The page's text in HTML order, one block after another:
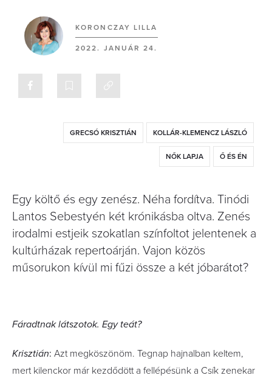
KORONCZAY LILLA
2022. JANUÁR 24.
GRECSÓ KRISZTIÁN KOLLÁR-KLEMENCZ LÁSZLÓ
NŐK LAPJA Ő ÉS ÉN
Egy költő és egy zenész. Néha fordítva. Tinódi
Lantos Sebestyén két krónikásba oltva. Zenés
irodalmi estjeik szokatlan színfoltot jelentenek a
kultúrházak repertoárján. Vajon közös
műsorukon kívül mi fűzi össze a két jóbarátot?
Fáradtnak látszotok. Egy teát?
Krisztián: Azt megköszönöm. Tegnap hajnalban keltem,
mert kilenckor már kezdődött a fellépésünk a Csík zenekar